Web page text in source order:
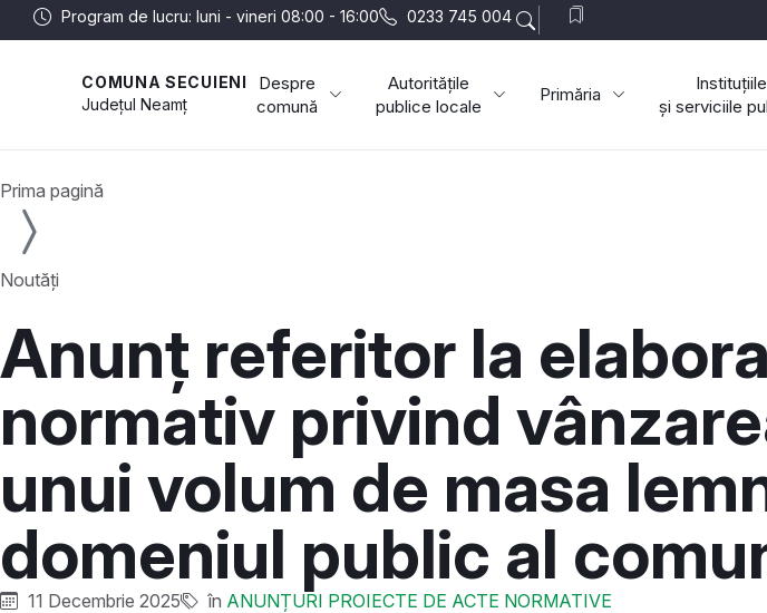
Program de lucru: luni - vineri 08:00 - 16:00 0233 745 004
COMUNA SECUIENI
JudețulNeamț
Despre
comună
Autoritățile
publice locale
Primăria
Instituțiile
și serviciile
Prima pagină
Noutăți
Anunț referitor la
normativ privind
unui volum de masa
domeniul public al
11 Decembrie 2025 în ANUNȚURI PROIECTE DE ACTE NORMATIVE